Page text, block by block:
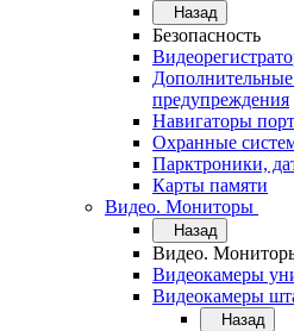
Назад
Безопасность
предупреждения
Навигаторы
Охранные
Парктроники,
Карты памяти
Видео. Мониторы
Назад
Видео.
Видеокамеры
Видеокамеры
Назад